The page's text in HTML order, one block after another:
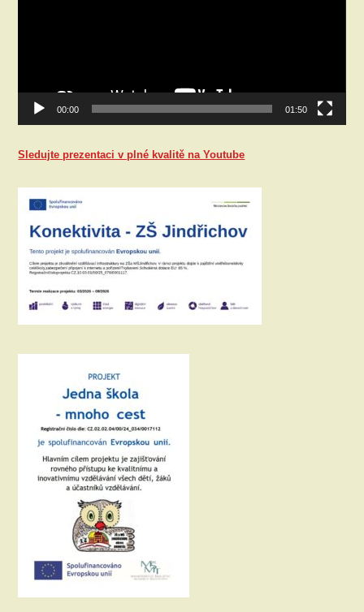
00:00 01:50
Sledujte prezentaci v plné kvalitě na Youtube